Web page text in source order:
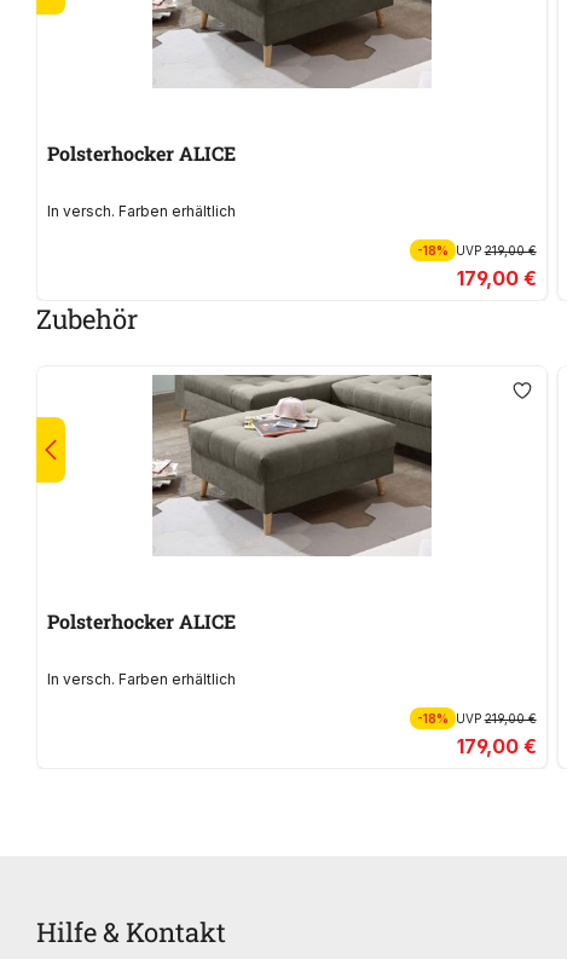
Polsterhocker ALICE
In versch. Farben erhältlich
-18% UVP219,00 €
179,00 €
Zubehör
Polsterhocker ALICE
In versch. Farben erhältlich
-18% UVP219,00 €
179,00 €
Hilfe & Kontakt